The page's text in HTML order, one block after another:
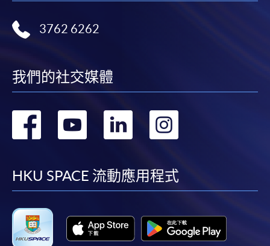
3762 6262
我們的社交媒體
轉
facebook
轉
youtube
轉
linkedin
轉
HKU SPACE 流動應用程式